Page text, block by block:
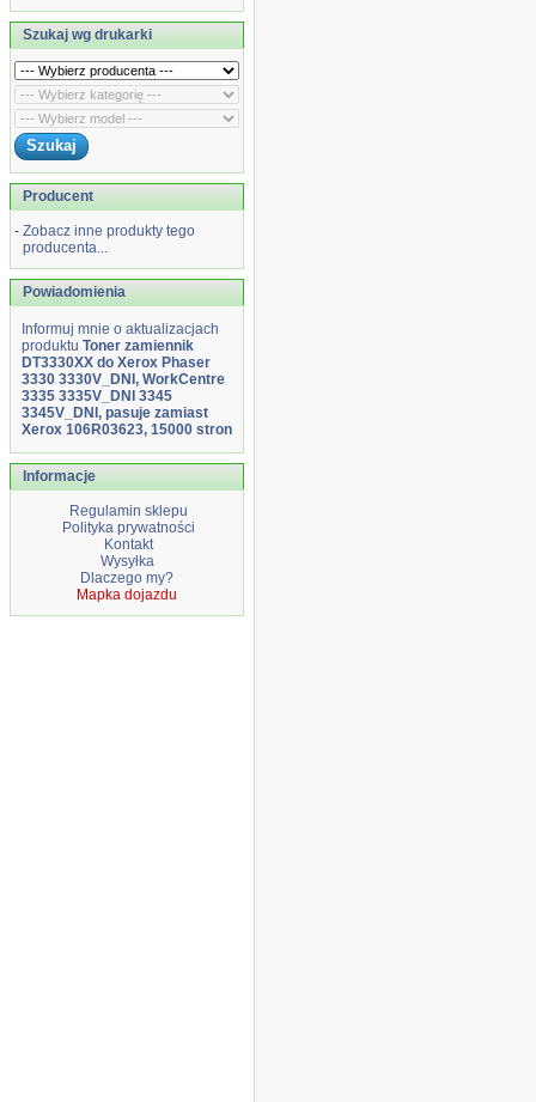
Szukaj wg drukarki
Producent
- Zobacz inne produkty tego
producenta...
Powiadomienia
Informuj mnie o aktualizacjach
produktu Toner zamiennik
DT3330XX do Xerox Phaser
3330 3330V_DNI, WorkCentre
3335 3335V_DNI 3345
3345V_DNI, pasuje zamiast
Xerox 106R03623, 15000 stron
Informacje
Regulamin sklepu
Polityka prywatności
Kontakt
Wysyłka
Dlaczego my?
Mapka dojazdu